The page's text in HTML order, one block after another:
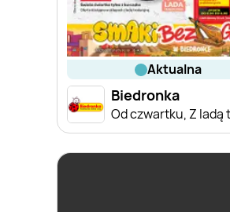
aktualna
Biedronka